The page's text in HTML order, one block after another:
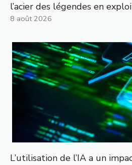
l’acier des légendes en
8 août 2026
L’utilisation de l’IA a un